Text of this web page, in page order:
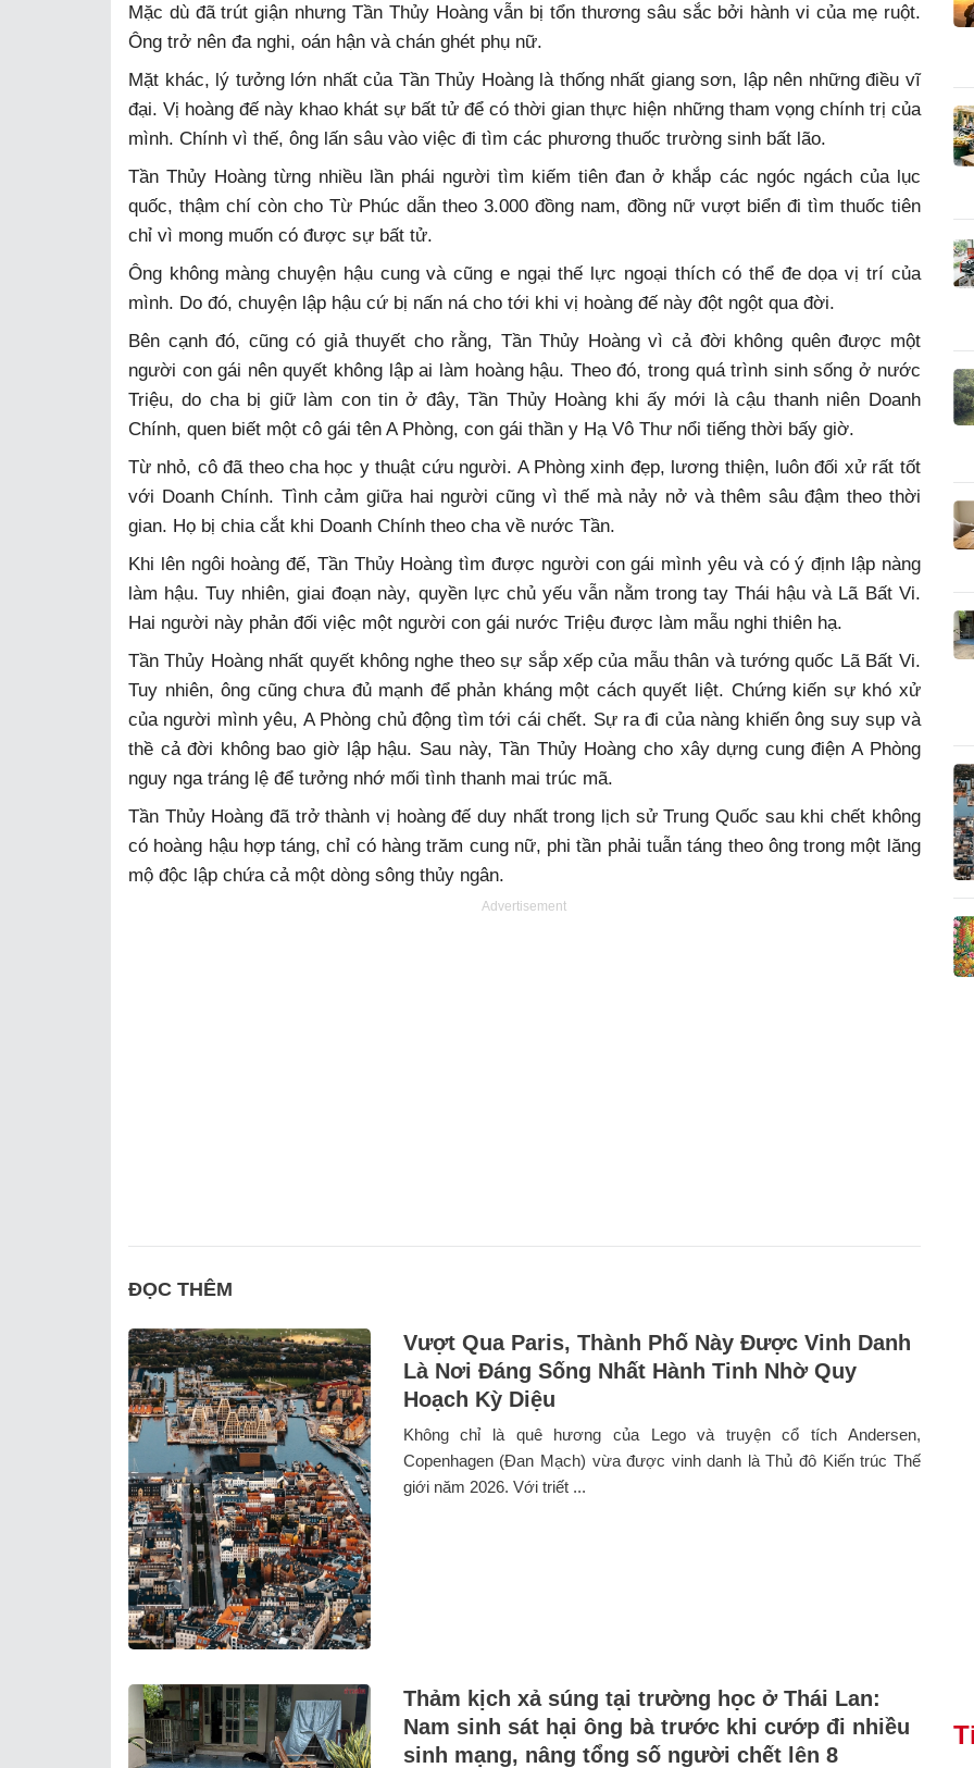
Mặc dù đã trút giận nhưng Tần Thủy Hoàng vẫn bị tổn thương sâu sắc bởi hành vi của mẹ ruột.
Ông trở nên đa nghi, oán hận và chán ghét phụ nữ.
Mặt khác, lý tưởng lớn nhất của Tần Thủy Hoàng là thống nhất giang sơn, lập nên những điều vĩ
đại. Vị hoàng đế này khao khát sự bất tử để có thời gian thực hiện những tham vọng chính trị của
mình. Chính vì thế, ông lấn sâu vào việc đi tìm các phương thuốc trường sinh bất lão.
Tần Thủy Hoàng từng nhiều lần phái người tìm kiếm tiên đan ở khắp các ngóc ngách của lục
quốc, thậm chí còn cho Từ Phúc dẫn theo 3.000 đồng nam, đồng nữ vượt biển đi tìm thuốc tiên
chỉ vì mong muốn có được sự bất tử.
Ông không màng chuyện hậu cung và cũng e ngại thế lực ngoại thích có thể đe dọa vị trí của
mình. Do đó, chuyện lập hậu cứ bị nấn ná cho tới khi vị hoàng đế này đột ngột qua đời.
Bên cạnh đó, cũng có giả thuyết cho rằng, Tần Thủy Hoàng vì cả đời không quên được một
người con gái nên quyết không lập ai làm hoàng hậu. Theo đó, trong quá trình sinh sống ở nước
Triệu, do cha bị giữ làm con tin ở đây, Tần Thủy Hoàng khi ấy mới là cậu thanh niên Doanh
Chính, quen biết một cô gái tên A Phòng, con gái thần y Hạ Vô Thư nổi tiếng thời bấy giờ.
Từ nhỏ, cô đã theo cha học y thuật cứu người. A Phòng xinh đẹp, lương thiện, luôn đối xử rất tốt
với Doanh Chính. Tình cảm giữa hai người cũng vì thế mà nảy nở và thêm sâu đậm theo thời
gian. Họ bị chia cắt khi Doanh Chính theo cha về nước Tần.
Khi lên ngôi hoàng đế, Tần Thủy Hoàng tìm được người con gái mình yêu và có ý định lập nàng
làm hậu. Tuy nhiên, giai đoạn này, quyền lực chủ yếu vẫn nằm trong tay Thái hậu và Lã Bất Vi.
Hai người này phản đối việc một người con gái nước Triệu được làm mẫu nghi thiên hạ.
Tần Thủy Hoàng nhất quyết không nghe theo sự sắp xếp của mẫu thân và tướng quốc Lã Bất Vi.
Tuy nhiên, ông cũng chưa đủ mạnh để phản kháng một cách quyết liệt. Chứng kiến sự khó xử
của người mình yêu, A Phòng chủ động tìm tới cái chết. Sự ra đi của nàng khiến ông suy sụp và
thề cả đời không bao giờ lập hậu. Sau này, Tần Thủy Hoàng cho xây dựng cung điện A Phòng
nguy nga tráng lệ để tưởng nhớ mối tình thanh mai trúc mã.
Tần Thủy Hoàng đã trở thành vị hoàng đế duy nhất trong lịch sử Trung Quốc sau khi chết không
có hoàng hậu hợp táng, chỉ có hàng trăm cung nữ, phi tần phải tuẫn táng theo ông trong một lăng
mộ độc lập chứa cả một dòng sông thủy ngân.
Advertisement
ĐỌC THÊM
Vượt Qua Paris, Thành Phố Này Được Vinh Danh
Là Nơi Đáng Sống Nhất Hành Tinh Nhờ Quy
Hoạch Kỳ Diệu
Không chỉ là quê hương của Lego và truyện cổ tích Andersen,
Copenhagen (Đan Mạch) vừa được vinh danh là Thủ đô Kiến trúc Thế
giới năm 2026. Với triết ...
Thảm kịch xả súng tại trường học ở Thái Lan:
Nam sinh sát hại ông bà trước khi cướp đi nhiều
sinh mạng, nâng tổng số người chết lên 8